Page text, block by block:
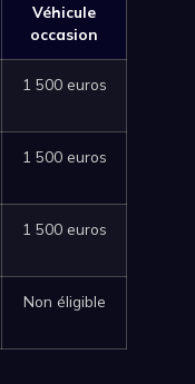
Véhicule
occasion
1 500 euros
1 500 euros
1 500 euros
Non éligible